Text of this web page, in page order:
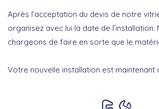
Après l’acceptation du devis de notre
organisez avec lui la date de l’installation.
chargeons de faire en sorte que le
Votre nouvelle installation est maintenant